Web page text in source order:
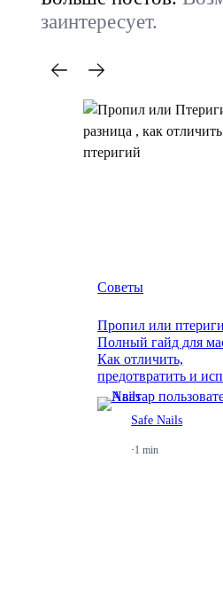
заинтересует.
Советы
Пропил или
Полный гайд для
Как отличить,
предотвратить и
Safe Nails
·1 min